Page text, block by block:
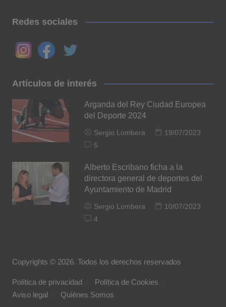
Redes sociales
Artículos de interés
Arganda del Rey Ciudad Europea
del Deporte 2024
Sergio Lombera
19/07/2023
5
Alberto Escribano ficha a la
directora general de deportes del
Ayuntamiento de Madrid
Sergio Lombera
10/07/2023
4
Copyrights © 2026. Todos los derechos reservados
Política de privacidad
Política de Cookies
Aviso legal
Quiénes Somos